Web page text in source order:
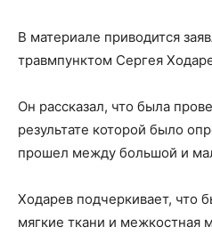
В материале приводится
травмпунктом Сергея
Он рассказал, что была
результате которой было
прошел между большой и
Ходарев подчеркивает, что
мягкие ткани и межкостная